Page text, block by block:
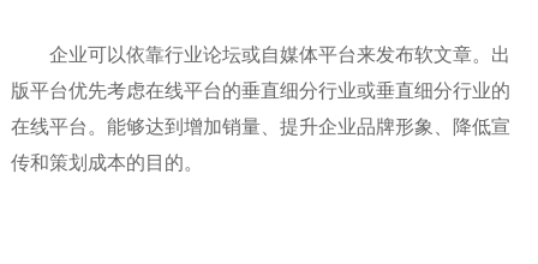
企业可以依靠行业论坛或自媒体平台来发布软文章。出
版平台优先考虑在线平台的垂直细分行业或垂直细分行业的
在线平台。能够达到增加销量、提升企业品牌形象、降低宣
传和策划成本的目的。